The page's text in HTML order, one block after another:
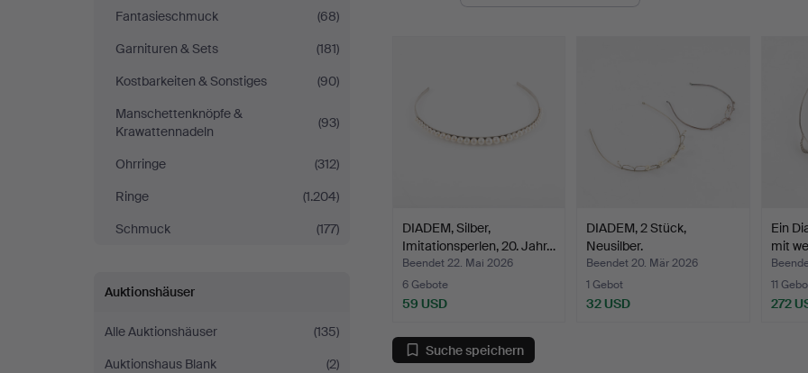
Fantasieschmuck
(68)
Garnituren & Sets
(181)
Kostbarkeiten & Sonstiges
(90)
Manschettenknöpfe &
Krawattennadeln
(93)
Ohrringe
(312)
Ringe
(1.204)
Schmuck
(177)
Auktionshäuser
Alle Auktionshäuser
(135)
Auktionshaus Blank
(2)
DIADEM, Silber,
Imitationsperlen, 20. Jahr…
Beendet 22. Mai 2026
6 Gebote
59 USD
DIADEM, 2 Stück,
Neusilber.
Beendet 20. Mär 2026
1 Gebot
32 USD
Ein
mit
11
272
Suche speichern